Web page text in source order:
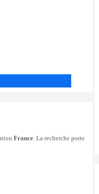
France. La recherche porte